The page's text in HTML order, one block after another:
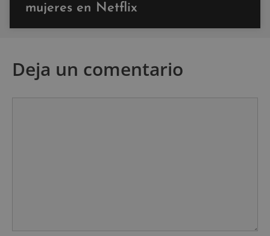
mujeres en Netflix
Deja un comentario